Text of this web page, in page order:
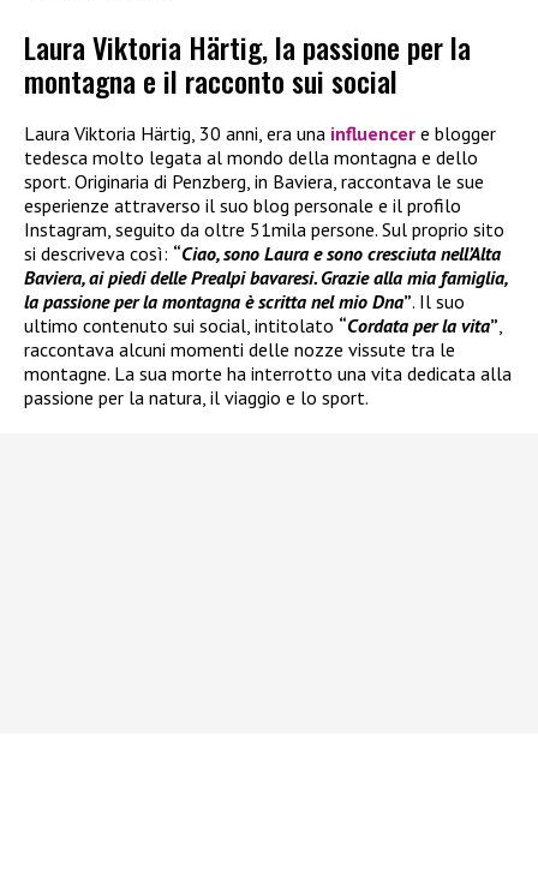
Laura Viktoria Härtig, la passione per la
montagna e il racconto sui social
Laura Viktoria Härtig, 30 anni, era una influencer e blogger
tedesca molto legata al mondo della montagna e dello
sport. Originaria di Penzberg, in Baviera, raccontava le sue
esperienze attraverso il suo blog personale e il profilo
Instagram, seguito da oltre 51mila persone. Sul proprio sito
si descriveva così: “Ciao, sono Laura e sono cresciuta nell’Alta
Baviera, ai piedi delle Prealpi bavaresi. Grazie alla mia famiglia,
la passione per la montagna è scritta nel mio Dna”. Il suo
ultimo contenuto sui social, intitolato “Cordata per la vita”
raccontava alcuni momenti delle nozze vissute tra le
montagne. La sua morte ha interrotto una vita dedicata alla
passione per la natura, il viaggio e lo sport.